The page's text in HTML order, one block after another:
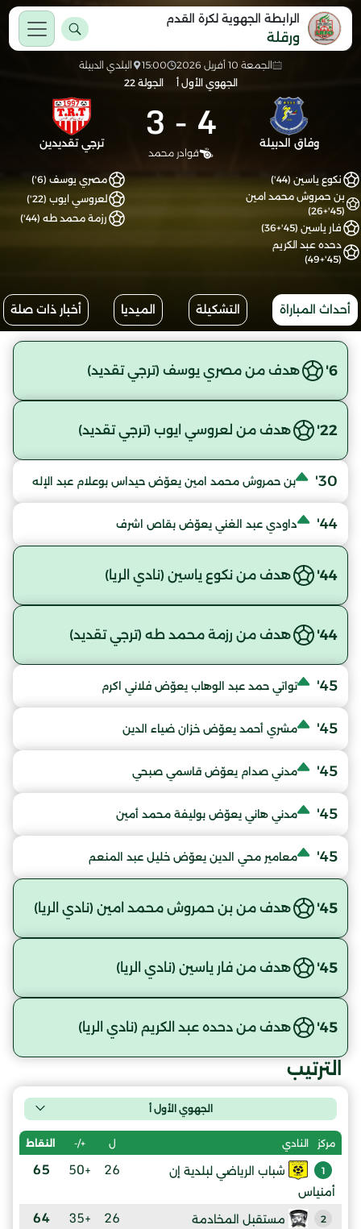
الرابطة الجهوية لكرة القدم
ورقلة
الجمعة 10 أفريل 2026 15:00
البلدي الدبيلة
الجهوي الأول أ
الجولة 22
وفاق الدبيلة 4
-
3
قوادر محمد
ترجي تقديدين
نكوع ياسين (44')
بن حمروش محمد امين
(45'+26)
فار ياسين (45'+36)
دحده عبد الكريم
(45'+49)
مصري يوسف (6')
لعروسي ايوب (22')
رزمة محمد طه (44')
أحداث المباراة التشكيلة الميديا أخبار ذات صلة
6' هدف من مصري يوسف (ترجي تقديد)
22' هدف من لعروسي ايوب (ترجي تقديد)
30' بن حمروش محمد امين يعوّض حيداس بوعلام عبد الإله
44' داودي عبد الغني يعوّض بقاص اشرف
44' هدف من نكوع ياسين (نادي الريا)
44' هدف من رزمة محمد طه (ترجي تقديد)
45' تواتي حمد عبد الوهاب يعوّض فلاني اكرم
45' مشري أحمد يعوّض خزان ضياء الدين
45' مدني صدام يعوّض قاسمي صبحي
45' مدني هاني يعوّض بوليفة محمد أمين
45' معامير محي الدين يعوّض خليل عبد المنعم
45' هدف من بن حمروش محمد امين (نادي الريا)
45' هدف من فار ياسين (نادي الريا)
45' هدف من دحده عبد الكريم (نادي الريا)
الترتيب
الجهوي الأول أ
مركز النادي ل +/- النقاط
1
شباب الرياضي لبلدية إن
أمنياس
26
+50
65
2 مستقبل المخادمة 26
+35
64